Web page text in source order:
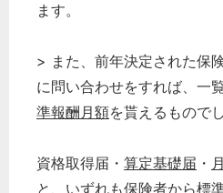
ます。
> また、前年決定された保険
に問い合わせをすれば、一
準報酬月額を貰えるもので
資格取得届・ 算定基礎届 ・
と、いずれも保険者から標